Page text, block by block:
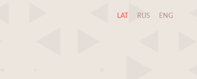
LAT RUS ENG